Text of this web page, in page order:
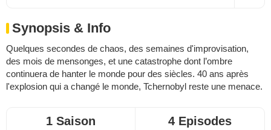
Synopsis & Info
Quelques secondes de chaos, des semaines d'improvisation,
des mois de mensonges, et une catastrophe dont l’ombre
continuera de hanter le monde pour des siècles. 40 ans après
l'explosion qui a changé le monde, Tchernobyl reste une menace.
1 Saison 4 Episodes